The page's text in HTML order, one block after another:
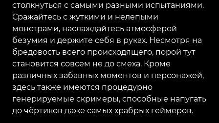
столкнуться с самыми разными испытаниями.
Сражайтесь с жуткими и нелепыми
монстрами, наслаждайтесь атмосферой
безумия и держите себя в руках. Несмотря на
бредовость всего происходящего, порой тут
становится совсем не до смеха. Кроме
различных забавных моментов и персонажей,
здесь также имеются процедурно
генерируемые скримеры, способные напугать
до чёртиков даже самых храбрых геймеров.